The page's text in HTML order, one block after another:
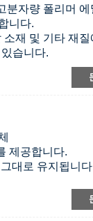
분자량 폴리머
니다.
재 및 기타 재
습니다.
제공합니다.
대로 유지됩니